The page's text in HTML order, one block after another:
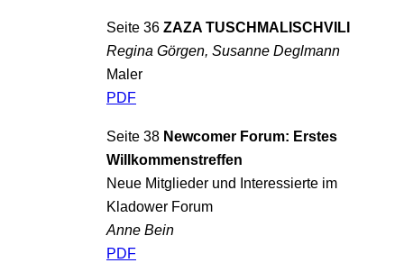
Seite 36 ZAZA TUSCHMALISCHVILI
Regina Görgen, Susanne Deglmann
Maler
PDF
Seite 38 Newcomer Forum: Erstes
Willkommenstreffen
Neue Mitglieder und Interessierte im
Kladower Forum
Anne Bein
PDF